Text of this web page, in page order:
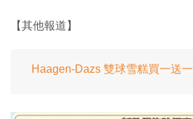
【其他報道】
Haagen-Dazs 雙球雪糕買一送一